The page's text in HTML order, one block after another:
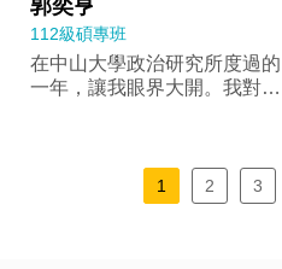
學生能更深入了解日本文化。
此外，早稻田大學台灣留學生
會（WTSA）亦提供生活與學
習上的支持，透過迎新與聚會
我積極探索東京各地，親身體
驗日本文化與生活。透過便捷
為時間的侷限，一定不可能涵
蓋所有政治相關的內容，因此
透過演講這種方式不僅可以了
解更多元的議題，也能透過這
學期，也該適應的差不多了；
課業越來越重，雖然自己論文
112級碩專班
在中山大學政治研究所度過的
一年，讓我眼界大開。我對政
勵我們勇於質疑，思考更多。
參與各種學術活動，我和來自
1 2 3